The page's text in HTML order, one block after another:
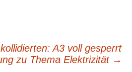
A3 voll gesperrt
zu Thema Elektrizität →